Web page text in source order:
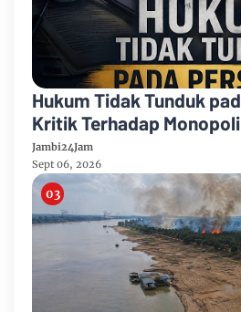
Hukum Tidak Tunduk
Kritik Terhadap
Media dan Aktivis
Jambi24Jam
Sept 06, 2026